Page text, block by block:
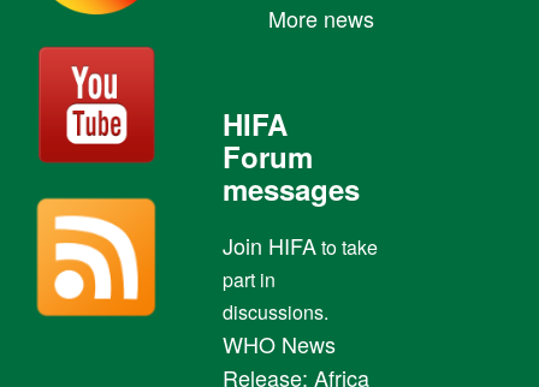
More news
HIFA
Forum
messages
Join HIFAto take
part in
discussions.
WHO News
Release: Africa